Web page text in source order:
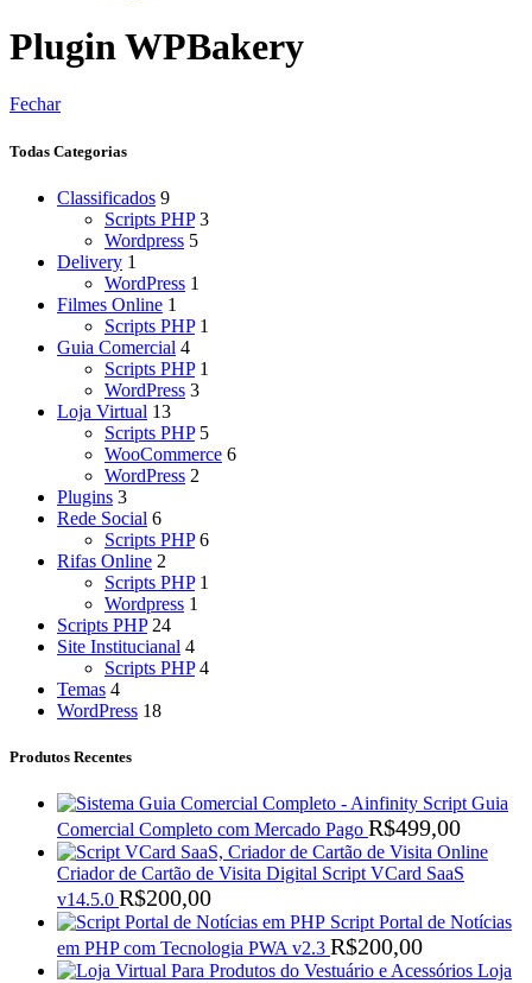
Plugin WPBakery
Fechar
Todas Categorias
Classificados 9
Scripts PHP 3
Wordpress 5
Delivery 1
WordPress 1
Filmes Online 1
Scripts PHP 1
Guia Comercial 4
Scripts PHP 1
WordPress 3
Loja Virtual 13
Scripts PHP 5
WooCommerce 6
WordPress 2
Plugins 3
Rede Social 6
Scripts PHP 6
Rifas Online 2
Scripts PHP 1
Wordpress 1
Scripts PHP 24
Site Institucianal 4
Scripts PHP 4
Temas 4
WordPress 18
Produtos Recentes
Script Guia
Comercial Completo com Mercado Pago R$499,00
Criador de Cartão de Visita Digital Script VCard SaaS
v14.5.0 R$200,00
Script Portal de Notícias
em PHP com Tecnologia PWA v2.3 R$200,00
Loja